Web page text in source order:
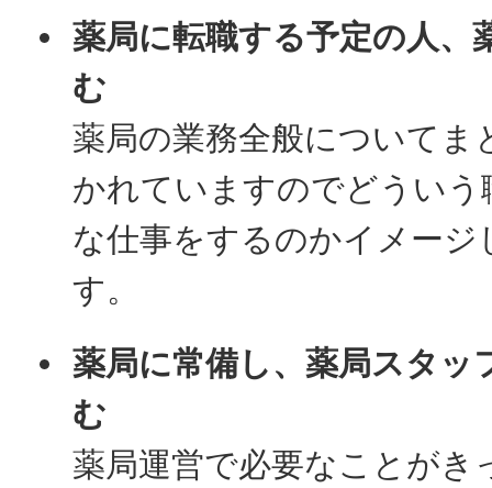
薬局に転職する予定の人、
む
薬局の業務全般についてま
かれていますのでどういう
な仕事をするのかイメージ
す。
薬局に常備し、薬局スタッ
む
薬局運営で必要なことがき